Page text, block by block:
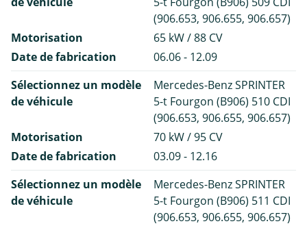
(906.653, 906.655, 906.657)
Motorisation
65 kW / 88 CV
Date de fabrication
06.06 - 12.09
Sélectionnez un modèle
de véhicule
Mercedes-Benz SPRINTER
5-t Fourgon (B906) 510 CDI
(906.653, 906.655, 906.657)
Motorisation
70 kW / 95 CV
Date de fabrication
03.09 - 12.16
Sélectionnez un modèle
de véhicule
Mercedes-Benz SPRINTER
5-t Fourgon (B906) 511 CDI
(906.653, 906.655, 906.657)